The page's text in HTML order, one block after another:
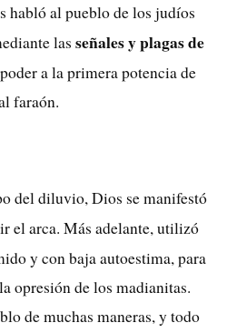
habló al pueblo de los judíos
las señales y plagas de
a la primera potencia de
faraón.
del diluvio, Dios se manifestó
el arca. Más adelante, utilizó
y con baja autoestima, para
opresión de los madianitas.
de muchas maneras, y todo